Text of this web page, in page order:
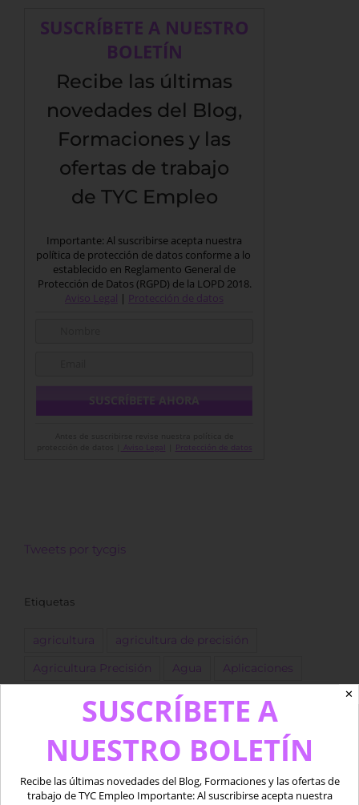
SUSCRÍBETE A NUESTRO
BOLETÍN
Recibe las últimas
novedades del Blog,
Formaciones y las
ofertas de trabajo
de TYC Empleo
Importante: Al suscribirse acepta nuestra
política de protección de datos conforme a lo
establecido en Reglamento General de
Protección de Datos (RGPD) de la LOPD 2018.
Aviso Legal | Protección de datos
Aviso Legal Protección de datos
Tweets por tycgis
Etiquetas
agricultura agricultura de precisión
Agricultura Precisión Agua Aplicaciones
datos LiDAR
Descarga dron Drones empleo
forestal Fotogrametría GEE GIS golf
Google Earth Engine IA Imágenes
✕
SUSCRÍBETE A
NUESTRO BOLETÍN
Recibe las últimas novedades del Blog, Formaciones y las ofertas de
trabajo de TYC Empleo Importante: Al suscribirse acepta nuestra